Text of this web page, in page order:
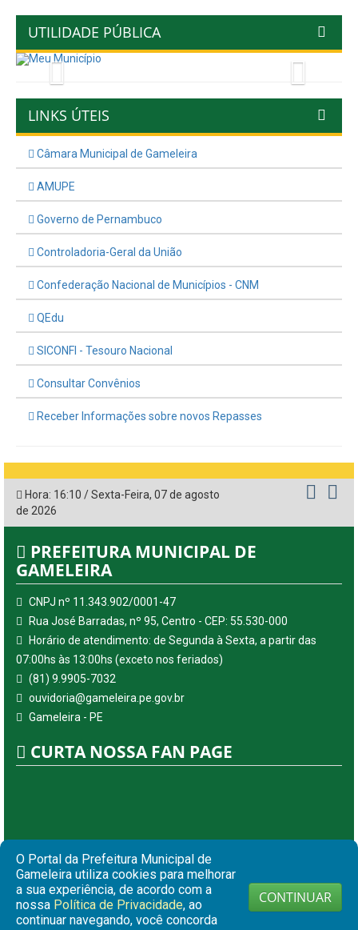
UTILIDADE PÚBLICA
Previous
LINKS ÚTEIS
Câmara Municipal de Gameleira
AMUPE
Governo de Pernambuco
Controladoria-Geral da União
Confederação Nacional de Municípios - CNM
QEdu
SICONFI - Tesouro Nacional
Consultar Convênios
Receber Informações sobre novos Repasses
Hora: 16:10 /Sexta-Feira, 07 de agosto
de 2026
PREFEITURA MUNICIPAL DE
GAMELEIRA
CNPJ nº 11.343.902/0001-47
Rua José Barradas, nº 95, Centro - CEP: 55.530-000
Horário de atendimento: de Segunda à Sexta, a partir das
07:00hs às 13:00hs (exceto nos feriados)
(81) 9.9905-7032
ouvidoria@gameleira.pe.gov.br
Gameleira - PE
CURTA NOSSA FAN PAGE
© Copyright 2026 Prefeitura Municipal de Gameleira | Todos
O Portal da Prefeitura Municipal de
Gameleira utiliza cookies para melhorar
a sua experiência, de acordo com a
nossa Política de Privacidade, ao
continuar navegando, você concorda
CONTINUAR